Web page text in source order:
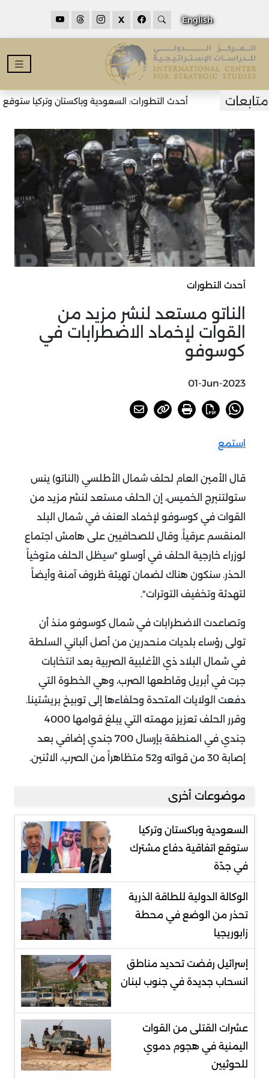
English
X
أحدث التطورات: السعودية وباكستان وتركيا ستوقع
أحدث التطورات
الناتو مستعد لنشر مزيد من
القوات لإخماد الاضطرابات في
كوسوفو
01-Jun-2023
استمع
قال الأمين العام لحلف شمال الأطلسي (الناتو) ينس
ستولتنبرج الخميس، إن الحلف مستعد لنشر مزيد من
القوات في كوسوفو لإخماد العنف في شمال البلد
المنقسم عرقياً. وقال للصحافيين على هامش اجتماع
لوزراء خارجية الحلف في أوسلو "سيظل الحلف متوخياً
الحذر. سنكون هناك لضمان تهيئة ظروف آمنة وأيضاً
لتهدئة وتخفيف التوترات".
وتصاعدت الاضطرابات في شمال كوسوفو منذ أن
تولى رؤساء بلديات منحدرين من أصل ألباني السلطة
في شمال البلاد ذي الأغلبية الصربية بعد انتخابات
جرت في أبريل وقاطعها الصرب، وهي الخطوة التي
دفعت الولايات المتحدة وحلفاءها إلى توبيخ بريشتينا.
وقرر الحلف تعزيز مهمته التي يبلغ قوامها 4000
جندي في المنطقة بإرسال 700 جندي إضافي بعد
إصابة 30 من قواته و52 متظاهراً من الصرب، الاثنين.
موضوعات أخرى
السعودية وباكستان وتركيا
ستوقع اتفاقية دفاع مشترك
في جدّة
الوكالة الدولية للطاقة الذرية
تحذر من الوضع في محطة
زابوريجيا
إسرائيل رفضت تحديد مناطق
انسحاب جديدة في جنوب لبنان
عشرات القتلى من القوات
اليمنية في هجوم دموي
للحوثيين